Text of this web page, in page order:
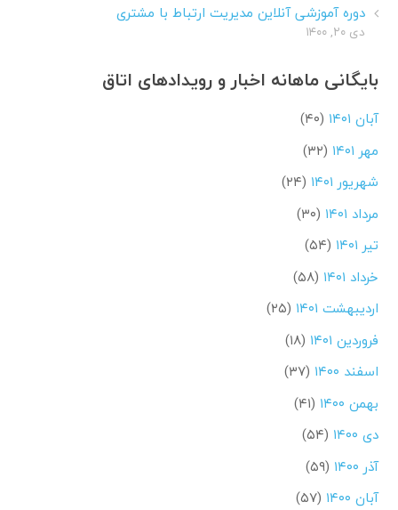
دوره آموزشی آنلاین مدیریت ارتباط با مشتری
دی ۲۰, ۱۴۰۰
بایگانی ماهانه اخبار و رویدادهای اتاق
آبان ۱۴۰۱
(۴۰)
مهر ۱۴۰۱
(۳۲)
شهریور ۱۴۰۱
(۲۴)
مرداد ۱۴۰۱
(۳۰)
تیر ۱۴۰۱
(۵۴)
خرداد ۱۴۰۱
(۵۸)
اردیبهشت ۱۴۰۱
(۲۵)
فروردین ۱۴۰۱
(۱۸)
اسفند ۱۴۰۰
(۳۷)
بهمن ۱۴۰۰
(۴۱)
دی ۱۴۰۰
(۵۴)
آذر ۱۴۰۰
(۵۹)
آبان ۱۴۰۰
(۵۷)